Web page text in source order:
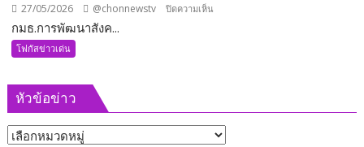
27/05/2026 @chonnewstv ปิดความเห็น
เข้า
พบ
กมธ.การพัฒนาสังค...
โฟกัสข่าวเด่น
หัวข้อข่าว
หัวข้อ